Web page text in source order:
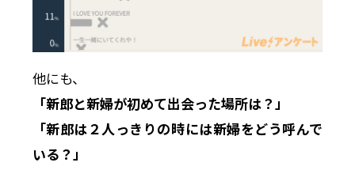
他にも、
「新郎と新婦が初めて出会った場所は？」
「新郎は２人っきりの時には新婦をどう呼んで
いる？」